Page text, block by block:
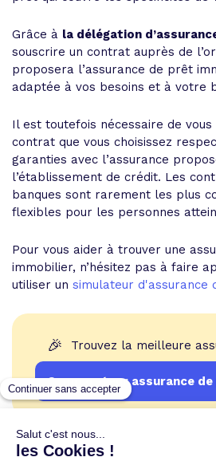
Grâce à la délégation
souscrire un contrat auprès de
proposera l’assurance de prêt
adaptée à vos besoins et à votre
Il est toutefois nécessaire de
contrat que vous choisissez
garanties avec l’assurance
l’établissement de crédit. Les
banques sont rarement les plus
flexibles pour les personnes
Pour vous aider à trouver une
immobilier, n’hésitez pas à faire
utiliser un simulateur d'assurance
🎉 Trouvez la meilleure
Comparateur assurance